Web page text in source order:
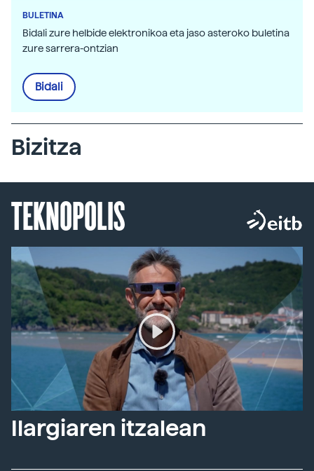
BULETINA
Bidali zure helbide elektronikoa eta jaso asteroko buletina
zure sarrera-ontzian
Bidali
Bizitza
TEKNOPOLIS
Ilargiaren itzalean